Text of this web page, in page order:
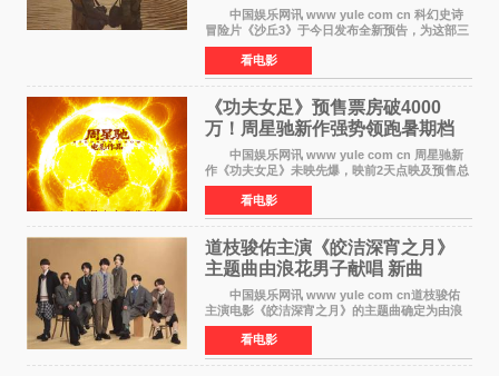
中国娱乐网讯 www yule com cn 科幻史诗
冒险片《沙丘3》于今日发布全新预告，为这部三
部曲最终章揭开神秘面纱。预告中展现了17年过
去后，保罗·厄崔迪以穆阿迪布之名登基称帝，发
动了一场
看电影
《功夫女足》预售票房破4000
万！周星驰新作强势领跑暑期档
中国娱乐网讯 www yule com cn 周星驰新
作《功夫女足》未映先爆，映前2天点映及预售总
票房已突破4000万大关，成为暑期档最受期待的
电影之一。这部融合功夫元素与足球题材的喜剧
电影，将于7月
看电影
道枝骏佑主演《皎洁深宵之月》
主题曲由浪花男子献唱 新曲
《Moonlit》预告公开
中国娱乐网讯 www yule com cn道枝骏佑
主演电影《皎洁深宵之月》的主题曲确定为由浪
花男子演唱的新曲《Moonlit》。使用该乐曲的最
新预告片也已制作完成。 本片讲述的是市村
琥珀（道枝骏佑
看电影